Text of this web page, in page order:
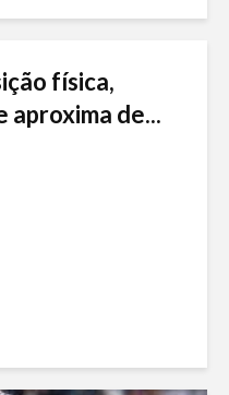
física,
aproxima de...